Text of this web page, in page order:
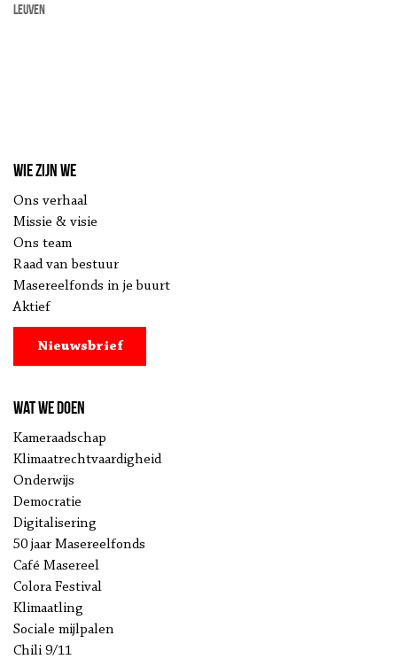
Leuven
Wie zijn we
Ons verhaal
Missie & visie
Ons team
Raad van bestuur
Masereelfonds in je buurt
Aktief
Nieuwsbrief
Wat we doen
Kameraadschap
Klimaatrechtvaardigheid
Onderwijs
Democratie
Digitalisering
50 jaar Masereelfonds
Café Masereel
Colora Festival
Klimaatling
Sociale mijlpalen
Chili 9/11